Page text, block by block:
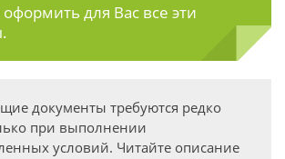
для Вас все эти
документы требуются редко
при выполнении
условий. Читайте описание